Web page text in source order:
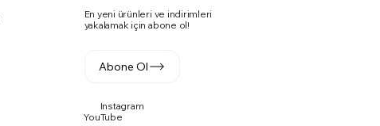
En yeni ürünleri ve indirimleri
yakalamak için abone ol!
Abone Ol
Instagram
YouTube